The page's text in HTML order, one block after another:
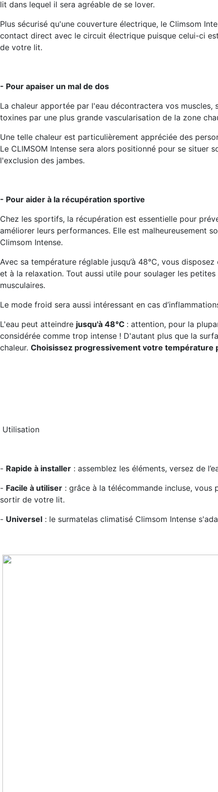
lit dans lequel il sera agréable de se lover.
Plus sécurisé qu'une couverture électrique, le Climsom
contact direct avec le circuit électrique puisque celui-ci
de votre lit.
- Pour apaiser un mal de dos
La chaleur apportée par l'eau décontractera vos
toxines par une plus grande vascularisation de la zone
Une telle chaleur est particulièrement appréciée des
Le CLIMSOM Intense sera alors positionné pour se situer
l'exclusion des jambes.
- Pour aider à la récupération sportive
Chez les sportifs, la récupération est essentielle pour
améliorer leurs performances. Elle est malheureusement
Climsom Intense.
Avec sa température réglable jusqu’à 48°C, vous
et à la relaxation. Tout aussi utile pour soulager les
musculaires.
Le mode froid sera aussi intéressant en cas
L'eau peut atteindre jusqu'à 48°C : attention, pour la
considérée comme trop intense ! D'autant plus que la
chaleur. Choisissez progressivement votre température
Utilisation
- Rapide à installer : assemblez les éléments, versez de
- Facile à utiliser : grâce à la télécommande incluse,
sortir de votre lit.
- Universel : le surmatelas climatisé Climsom Intense